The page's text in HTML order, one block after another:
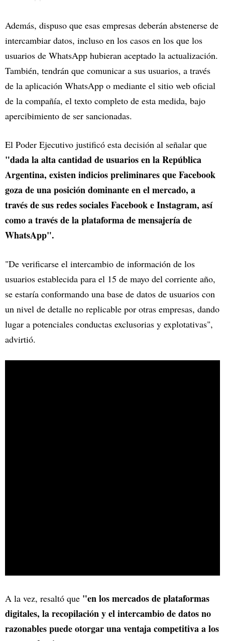
Además, dispuso que esas empresas deberán abstenerse de
intercambiar datos, incluso en los casos en los que los
usuarios de WhatsApp hubieran aceptado la actualización.
También, tendrán que comunicar a sus usuarios, a través
de la aplicación WhatsApp o mediante el sitio web oficial
de la compañía, el texto completo de esta medida, bajo
apercibimiento de ser sancionadas.
El Poder Ejecutivo justificó esta decisión al señalar que
"dada la alta cantidad de usuarios en la República
Argentina, existen indicios preliminares que Facebook
goza de una posición dominante en el mercado, a
través de sus redes sociales Facebook e Instagram, así
como a través de la plataforma de mensajería de
WhatsApp".
"De verificarse el intercambio de información de los
usuarios establecida para el 15 de mayo del corriente año,
se estaría conformando una base de datos de usuarios con
un nivel de detalle no replicable por otras empresas, dando
lugar a potenciales conductas exclusorias y explotativas",
advirtió.
A la vez, resaltó que "en los mercados de plataformas
digitales, la recopilación y el intercambio de datos no
razonables puede otorgar una ventaja competitiva a los